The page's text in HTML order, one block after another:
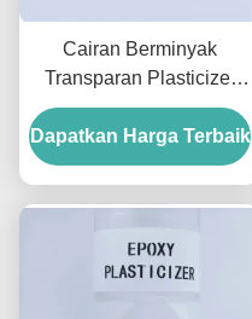
Cairan Berminyak
Transparan Plasticizer
Ramah Lingkungan
Dioctyl Terephthalate
Untuk Uni Eropa
Dapatkan Harga Terbaik